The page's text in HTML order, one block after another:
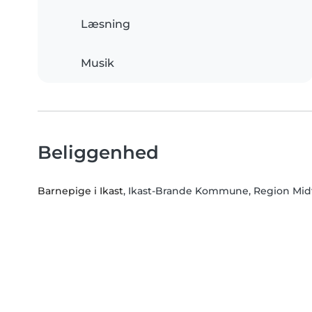
Læsning
Musik
Beliggenhed
Barnepige i Ikast, Ikast-Brande Kommune, Region